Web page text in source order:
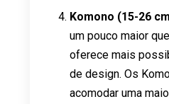
Komono (15-26
um pouco maior
oferece mais
de design. Os
acomodar uma